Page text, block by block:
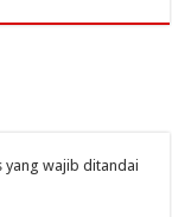
yang wajib ditandai